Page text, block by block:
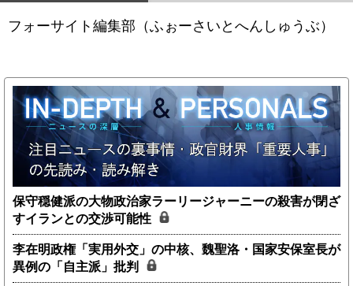
フォーサイト編集部（ふぉーさいとへんしゅうぶ）
保守穏健派の大物政治家ラーリージャーニーの殺害が閉ざ
すイランとの交渉可能性
李在明政権「実用外交」の中核、魏聖洛・国家安保室長が
異例の「自主派」批判